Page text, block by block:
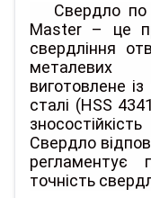
Свердло
Master – це
свердління
металевих
виготовлене із
сталі (HSS
Свердло
регламентує
точність